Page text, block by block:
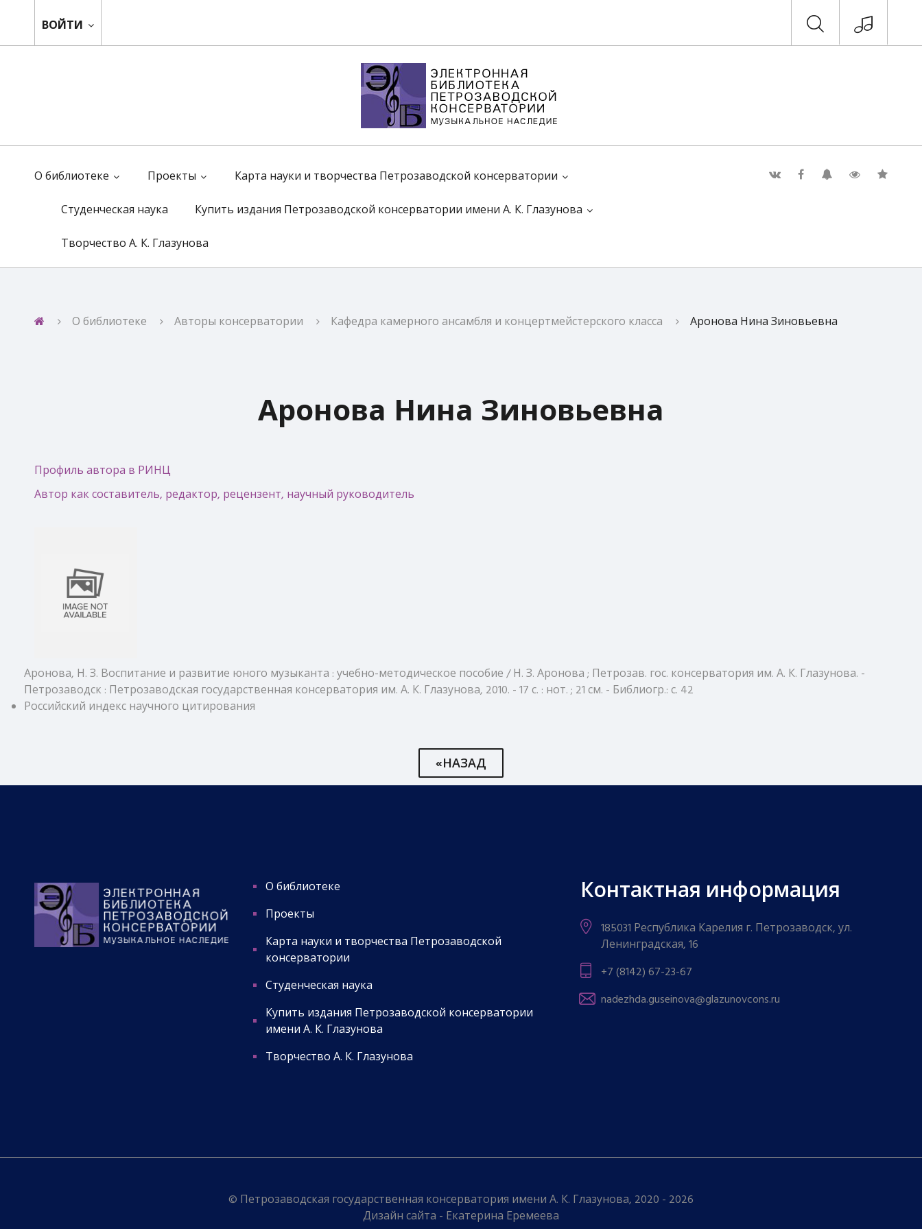
ВОЙТИ
О библиотеке Проекты
Карта науки и творчества Петрозаводской консерватории
Студенческая наука
Купить издания Петрозаводской консерватории имени А. К. Глазунова
Творчество А. К. Глазунова
О библиотеке Авторы консерватории Кафедра камерного ансамбля и концертмейстерского класса Аронова Нина Зиновьевна
Аронова Нина Зиновьевна
Профиль автора в РИНЦ
Автор как составитель, редактор, рецензент, научный руководитель
Аронова, Н. З. Воспитание и развитие юного музыканта : учебно-методическое пособие / Н. З. Аронова ; Петрозав. гос. консерватория им. А. К. Глазунова. -
Петрозаводск : Петрозаводская государственная консерватория им. А. К. Глазунова, 2010. - 17 с. : нот. ; 21 см. - Библиогр.: с. 42
Российский индекс научного цитирования
«НАЗАД
О библиотеке
Проекты
Карта науки и творчества Петрозаводской
консерватории
Студенческая наука
Купить издания Петрозаводской консерватории
имени А. К. Глазунова
Творчество А. К. Глазунова
Контактная информация
185031 Республика Карелия г. Петрозаводск, ул.
Ленинградская, 16
+7 (8142) 67-23-67
nadezhda.guseinova@glazunovcons.ru
© Петрозаводская государственная консерватория имени А. К. Глазунова, 2020 - 2026
Дизайн сайта - Екатерина Еремеева